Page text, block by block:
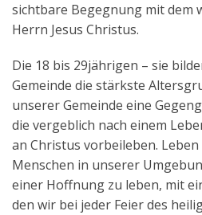
sichtbare Begegnung mit dem
Herrn Jesus Christus.
Die 18 bis 29jährigen – sie
Gemeinde die stärkste
unserer Gemeinde eine
die vergeblich nach einem
an Christus vorbeileben.
Menschen in unserer
einer Hoffnung zu leben, mit
den wir bei jeder Feier des